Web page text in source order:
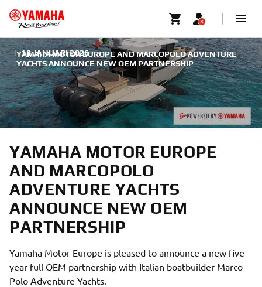
YAMAHA MOTOR EUROPE AND MARCOPOLO ADVENTURE
YACHTS ANNOUNCE NEW OEM PARTNERSHIP
| 18 JANUARI 2026
YAMAHA MOTOR EUROPE
AND MARCOPOLO
ADVENTURE YACHTS
ANNOUNCE NEW OEM
PARTNERSHIP
Yamaha Motor Europe is pleased to announce a new five-
year full OEM partnership with Italian boatbuilder Marco
Polo Adventure Yachts.